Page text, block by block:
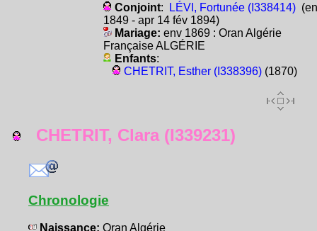
Conjoint: LÉVI, Fortunée (I338414)
1849 - apr 14 fév 1894)
Mariage: env 1869 : Oran Algérie
Française ALGÉRIE
Enfants:
CHETRIT, Esther (I338396)(1870)
CHETRIT, Clara (I339231)
Chronologie
Naissance: Oran Algérie